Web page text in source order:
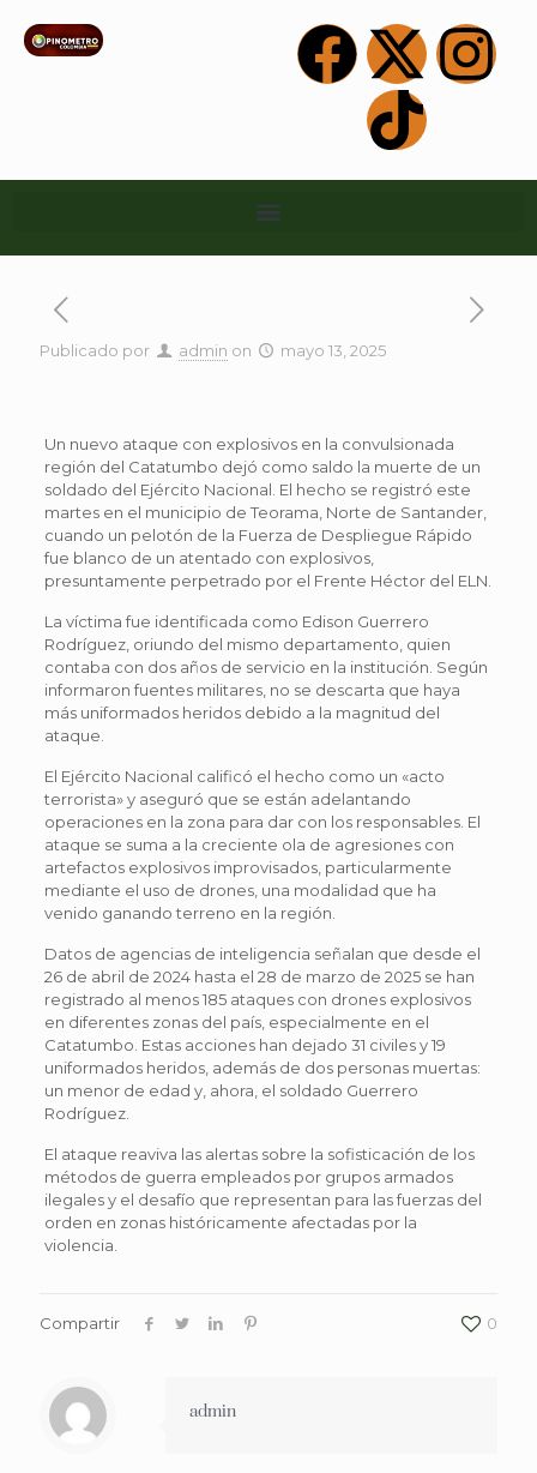
Publicado por admin on mayo 13, 2025
Un nuevo ataque con explosivos en la convulsionada
región del Catatumbo dejó como saldo la muerte de un
soldado del Ejército Nacional. El hecho se registró este
martes en el municipio de Teorama, Norte de Santander,
cuando un pelotón de la Fuerza de Despliegue Rápido
fue blanco de un atentado con explosivos,
presuntamente perpetrado por el Frente Héctor del ELN.
La víctima fue identificada como Edison Guerrero
Rodríguez, oriundo del mismo departamento, quien
contaba con dos años de servicio en la institución. Según
informaron fuentes militares, no se descarta que haya
más uniformados heridos debido a la magnitud del
ataque.
El Ejército Nacional calificó el hecho como un «acto
terrorista» y aseguró que se están adelantando
operaciones en la zona para dar con los responsables. El
ataque se suma a la creciente ola de agresiones con
artefactos explosivos improvisados, particularmente
mediante el uso de drones, una modalidad que ha
venido ganando terreno en la región.
Datos de agencias de inteligencia señalan que desde el
26 de abril de 2024 hasta el 28 de marzo de 2025 se han
registrado al menos 185 ataques con drones explosivos
en diferentes zonas del país, especialmente en el
Catatumbo. Estas acciones han dejado 31 civiles y 19
uniformados heridos, además de dos personas muertas:
un menor de edad y, ahora, el soldado Guerrero
Rodríguez.
El ataque reaviva las alertas sobre la sofisticación de los
métodos de guerra empleados por grupos armados
ilegales y el desafío que representan para las fuerzas del
orden en zonas históricamente afectadas por la
violencia.
Compartir 0
admin